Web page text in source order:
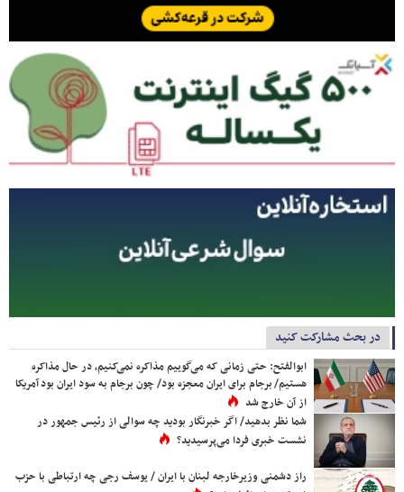
در بحث مشارکت کنید
ابوالفتح: حتی زمانی که می‌گوییم مذاکره نمی‌کنیم، در حال مذاکره
هستیم/ برجام برای ایران معجزه بود/ چون برجام به سود ایران بود آمریکا
از آن خارج شد
شما نظر بدهید/ اگر خبرنگار بودید چه سوالی از رئیس جمهور در
نشست خبری فردا می‌پرسیدید؟
راز دشمنی وزیرخارجه لبنان با ایران / یوسف رجی چه ارتباطی با حزب